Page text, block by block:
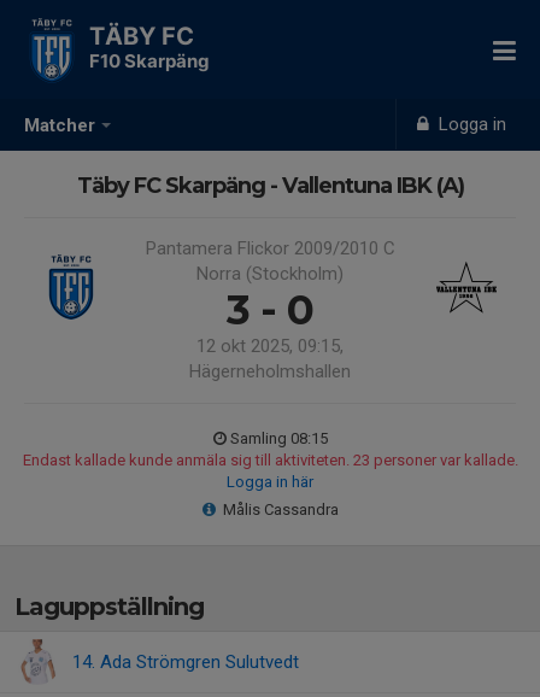
Matcher Logga in
TÄBY FC
F10 Skarpäng
Täby FC Skarpäng - Vallentuna IBK (A)
Pantamera Flickor 2009/2010 C
Norra (Stockholm)
3 - 0
12 okt 2025, 09:15,
Hägerneholmshallen
Samling 08:15
Endast kallade kunde anmäla sig till aktiviteten. 23 personer var kallade.
Logga in här
Målis Cassandra
Laguppställning
14. Ada Strömgren Sulutvedt